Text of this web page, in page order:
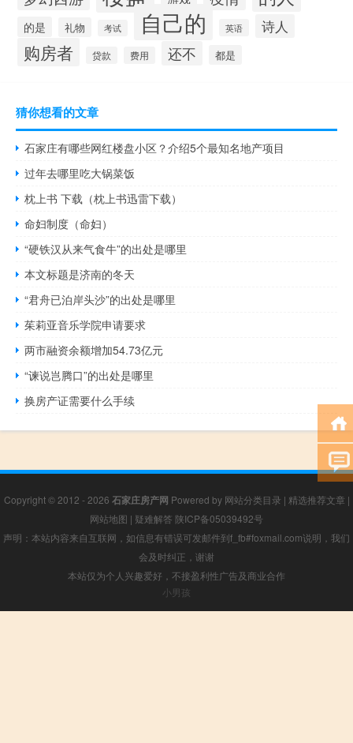
的是 礼物 考试 自己的 英语 诗人
购房者 贷款 费用 还不 都是
猜你想看的文章
石家庄有哪些网红楼盘小区？介绍5个最知名地产项目
过年去哪里吃大锅菜饭
枕上书 下载（枕上书迅雷下载）
命妇制度（命妇）
“硬铁汉从来气食牛”的出处是哪里
本文标题是济南的冬天
“君舟已泊岸头沙”的出处是哪里
茱莉亚音乐学院申请要求
两市融资余额增加54.73亿元
“谏说岂腾口”的出处是哪里
换房产证需要什么手续
Copyright © 2012 - 2026 石家庄房产网 Powered by 网站分类目录 | 精选推荐文章 |
网站地图 | 疑难解答 陕ICP备05039492号
声明：本站内容来自互联网，如信息有错误可发邮件到f_fb#foxmail.com说明，我们
会及时纠正，谢谢
本站仅为个人兴趣爱好，不接盈利性广告及商业合作
小男孩